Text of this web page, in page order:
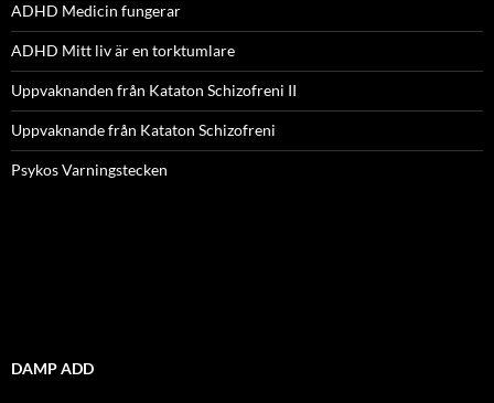
ADHD Medicin fungerar
ADHD Mitt liv är en torktumlare
Uppvaknanden från Kataton Schizofreni II
Uppvaknande från Kataton Schizofreni
Psykos Varningstecken
DAMP ADD